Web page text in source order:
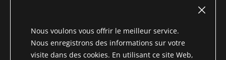
Informations sur la protection des données
Content
Nous voulons vous offrir le meilleur service.
Nous enregistrons des informations sur votre
visite dans des cookies. En utilisant ce site Web,